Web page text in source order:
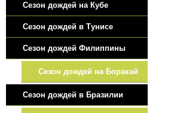
Сезон дождей на Кубе
Сезон дождей в Тунисе
Сезон дождей Филиппины
Сезон дождей на Боракай
Сезон дождей в Бразилии